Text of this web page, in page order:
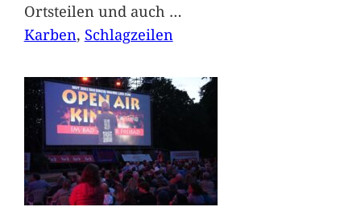
Ortsteilen und auch …
Karben, Schlagzeilen